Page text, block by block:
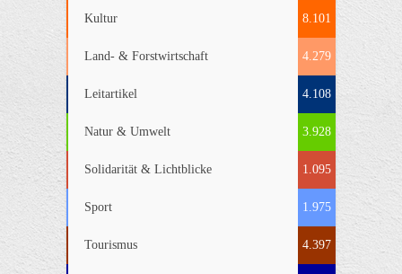
Kultur 8.101
Land- & Forstwirtschaft 4.279
Leitartikel 4.108
Natur & Umwelt 3.928
Solidarität & Lichtblicke 1.095
Sport 1.975
Tourismus 4.397